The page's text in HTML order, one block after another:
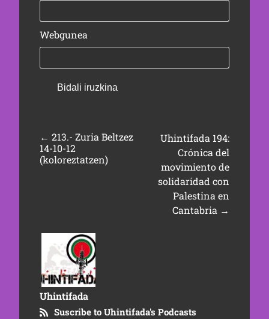
Webgunea
← 213.- Zuria Beltzez
14-10-12
(koloreztatzen)
Uhintifada 194:
Crónica del
movimiento de
solidaridad con
Palestina en
Cantabria →
Uhintifada
Suscribe to Uhintifada's Podcasts